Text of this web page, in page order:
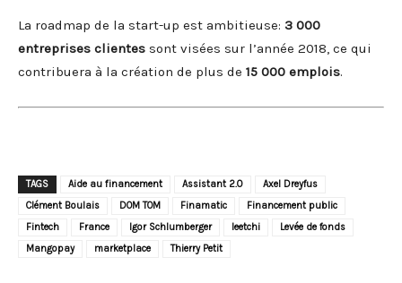
La roadmap de la start-up est ambitieuse: 3 000
entreprises clientes sont visées sur l’année 2018, ce qui
contribuera à la création de plus de 15 000 emplois.
TAGS Aide au financement Assistant 2.0
Axel Dreyfus
Clément Boulais
DOM TOM Finamatic
Financement public
Fintech
France Igor Schlumberger leetchi
Levée de fonds
Mangopay
marketplace Thierry Petit